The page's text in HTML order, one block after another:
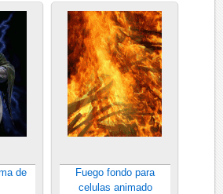
de
Fuego fondo para
celulas animado